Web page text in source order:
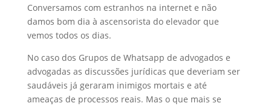
Conversamos com estranhos na internet e não
damos bom dia à ascensorista do elevador que
vemos todos os dias.
No caso dos Grupos de Whatsapp de advogados e
advogadas as discussões jurídicas que deveriam ser
saudáveis já geraram inimigos mortais e até
ameaças de processos reais. Mas o que mais se